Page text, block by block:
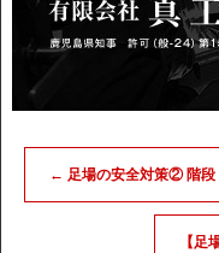
← 足場の安全対策② 階段
【